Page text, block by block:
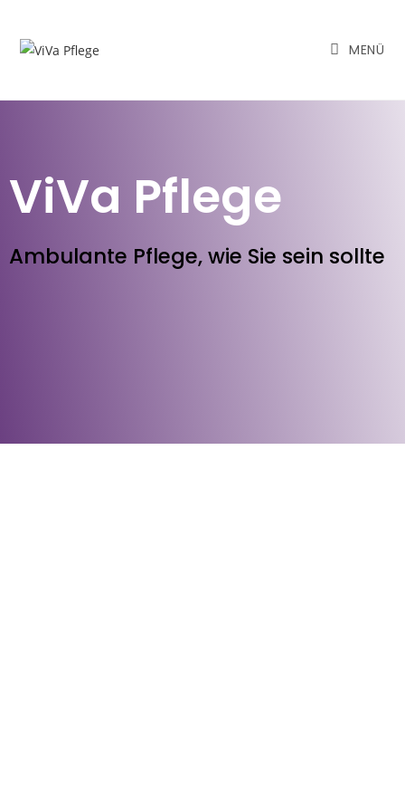
MENÜ
ViVa Pflege
Ambulante Pflege, wie Sie sein sollte